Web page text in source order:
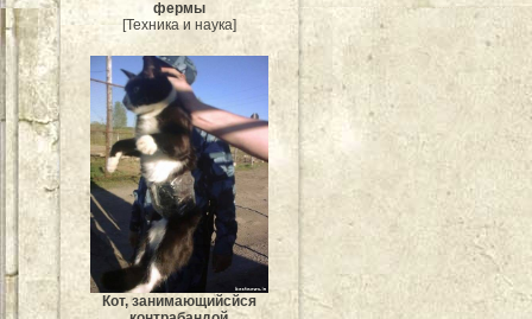
фермы
[Техника и наука]
Кот, занимающийсйся